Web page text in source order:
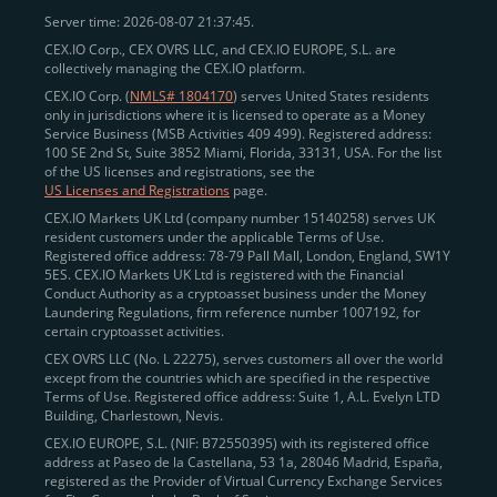
खाता बनाएंपर क्लिक करें।
पहचान सत्यापन
आपकी पहचान सत्यापित करना CEX.IO पर एक सुरक्षित और
विश्वसनीय वातावरण सुनिश्चित करने में एक महत्वपूर्ण कदम है। यह हमें
वैश्विकKnow Your Customer (KYC) औरAnti-Money
Laundering (AML)नियमों का पालन करने में भी मदद करता है।
पूरा प्रक्रिया छह मिनट से भी कम समय में पूरी हो जाती है और इसमें
निम्नलिखित कदम शामिल होते हैं:
अपने निवास देशका चयन करें और अपना
सत्यापन के लिए अपनामोबाइल फोन नंबरप्रदान करें।
एक त्वरितचेहरे की पहचानस्कैन करें।
एक वैधसरकारी जारी पहचान पत्र(पासपोर्ट, राष्ट्रीय आईडी,
या ड्राइविंग लाइसेंस) अपलोड करें।
Server time: 2026-08-07 21:37:45.
CEX.IO Corp., CEX OVRS LLC, and CEX.IO EUROPE, S.L. are
collectively managing the CEX.IO platform.
CEX.IO Corp. (NMLS# 1804170) serves United States residents
only in jurisdictions where it is licensed to operate as a Money
Service Business (MSB Activities 409 499). Registered address:
100 SE 2nd St, Suite 3852 Miami, Florida, 33131, USA. For the list
of the US licenses and registrations, see the
US Licenses and Registrations page.
CEX.IO Markets UK Ltd (company number 15140258) serves UK
resident customers under the applicable Terms of Use.
Registered office address: 78-79 Pall Mall, London, England, SW1Y
5ES. CEX.IO Markets UK Ltd is registered with the Financial
Conduct Authority as a cryptoasset business under the Money
Laundering Regulations, firm reference number 1007192, for
certain cryptoasset activities.
CEX OVRS LLC (No. L 22275), serves customers all over the world
except from the countries which are specified in the respective
Terms of Use. Registered office address: Suite 1, A.L. Evelyn LTD
Building, Charlestown, Nevis.
CEX.IO EUROPE, S.L. (NIF: B72550395) with its registered office
address at Paseo de la Castellana, 53 1a, 28046 Madrid, España,
registered as the Provider of Virtual Currency Exchange Services